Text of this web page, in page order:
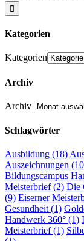
Kategorien
Kategorien
Archiv
Archiv
Schlagwörter
Ausbildung (18)
Auszeichnungen
Bildungscampus
Meisterbrief(2) Die
(9) Eiserner
Gesundheit(1)
Handwerk 360° (1)
Meisterbrief(1)